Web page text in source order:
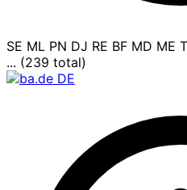
SE ML PN DJ RE BF MD ME
... (239 total)